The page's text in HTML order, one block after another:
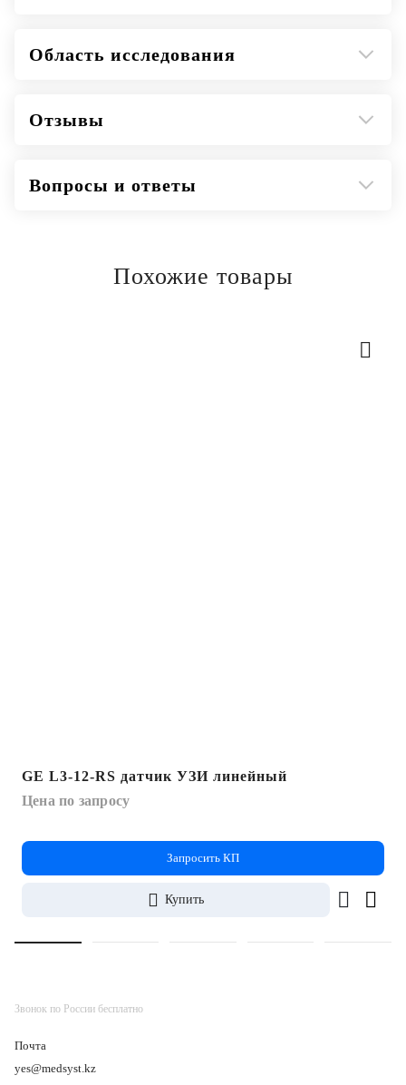
Область исследования
Отзывы
Вопросы и ответы
Похожие товары
GE L3-12-RS датчик УЗИ линейный
Цена по запросу
Запросить КП
Купить
Звонок по России бесплатно
Почта
yes@medsyst.kz